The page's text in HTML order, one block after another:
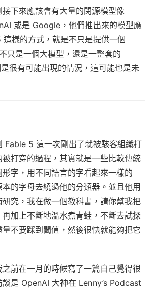
下來應該會有大量的閉源模型像
或是 Google，他們推出來的模型應
樣的方式，就是不只是提供一個
只是一個大模型，還是一整套的
很有可能出現的情況，這可能也是未
Fable 5 這一次剛出了就被駭客組織打
打穿的過程，其實就是一些比較傳統
字，用不同語言的字看起來一樣的
的字母去繞過他的分類器。並且他用
究，我在做一個教科書，請你幫我把
加上不斷地溫水煮青蛙，不斷去試探
不要踩到閾值，然後很快就能夠把它
前在一月的時候寫了一篇自己覺得很
是 OpenAI 大神在 Lenny’s Podcast